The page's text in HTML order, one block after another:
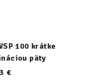
100 krátke
päty
€